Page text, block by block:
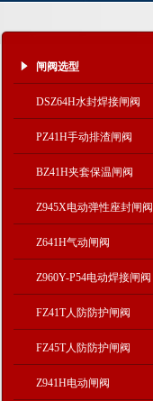
闸阀选型
DSZ64H水封焊接闸阀
PZ41H手动排渣闸阀
BZ41H夹套保温闸阀
Z945X电动弹性座封闸阀
Z641H气动闸阀
Z960Y-P54电动焊接闸阀
FZ41T人防防护闸阀
FZ45T人防防护闸阀
Z941H电动闸阀